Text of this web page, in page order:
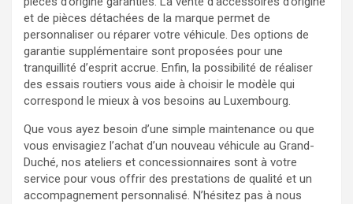
et de pièces détachées de la marque permet de
personnaliser ou réparer votre véhicule. Des options de
garantie supplémentaire sont proposées pour une
tranquillité d’esprit accrue. Enfin, la possibilité de réaliser
des essais routiers vous aide à choisir le modèle qui
correspond le mieux à vos besoins au Luxembourg.
Que vous ayez besoin d’une simple maintenance ou que
vous envisagiez l’achat d’un nouveau véhicule au Grand-
Duché, nos ateliers et concessionnaires sont à votre
service pour vous offrir des prestations de qualité et un
accompagnement personnalisé. N’hésitez pas à nous